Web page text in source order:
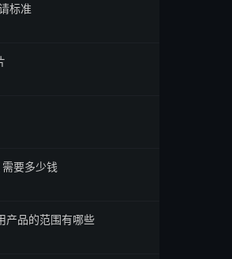
标准
要多少钱
产品的范围有哪些